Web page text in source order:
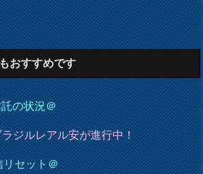
おすすめです
の状況＠
ジルレアル安が進行中！
リセット＠